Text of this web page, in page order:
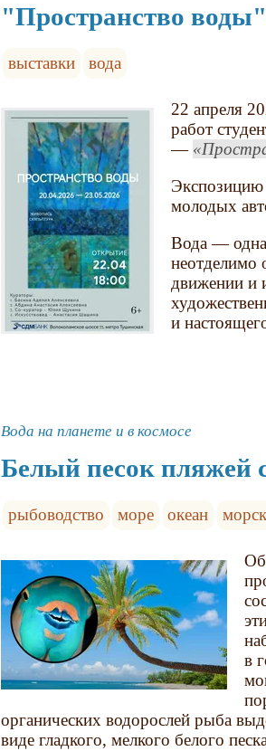
"Пространство
выставки вода
22 апреля
работ
—
Экспозицию
молодых
Вода — одна
неотделимо
движении и
и
Вода на планете и в космосе
Белый песок пляжей
рыбоводство море океан
в
органических водорослей рыба
виде гладкого, мелкого белого